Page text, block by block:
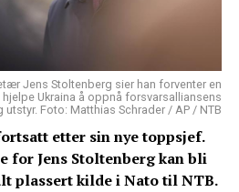
Jens Stoltenberg sier han forventer en
Ukraina å oppnå forsvarsalliansens
Foto: Matthias Schrader / AP / NTB
etter sin nye toppsjef.
for Jens Stoltenberg kan bli
plassert kilde i Nato til NTB.